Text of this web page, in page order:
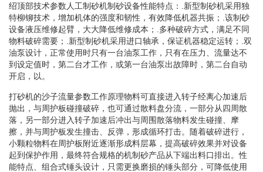
绍顶部技术参数人工制砂机制砂设备性能特点：.新型制砂机采用独
特柳铆技术，增加机体的强度和韧性，有效降低机器共振；.该制砂
设备液压维修起臂，大大降低维修成本；.多种破碎方式，满足不同
物料破碎需要；.新型制砂机采用进口轴承，保证机器稳定运转；.双
油泵设计，正常使用时只有一台油泵工作，只有在压力、流量达不
到设定值时，第二台才工作，或第一台油泵出故障时，第二台自动
开启，以。
打砂机的沙子流量参数工作原理物料可直接进入转子经离心加速后
抛出，与周护板碰撞破碎，也可通过散料盘分流，一部分从四周散
落，另一部分进入转子加速后冲出与周围散落物料发生碰撞、摩
擦，并与周护板发生撞击、反弹，形成循环打击。随着破碎进行，
小颗粒物料在周护板附近逐渐形成料层幕，提高破碎效果并对设备
起到保护作用，最终符合规格的机制砂产品从下端出料口排出。性
能特点、组合式锤头设计，只需更换磨损的锤头部分，可降低使用